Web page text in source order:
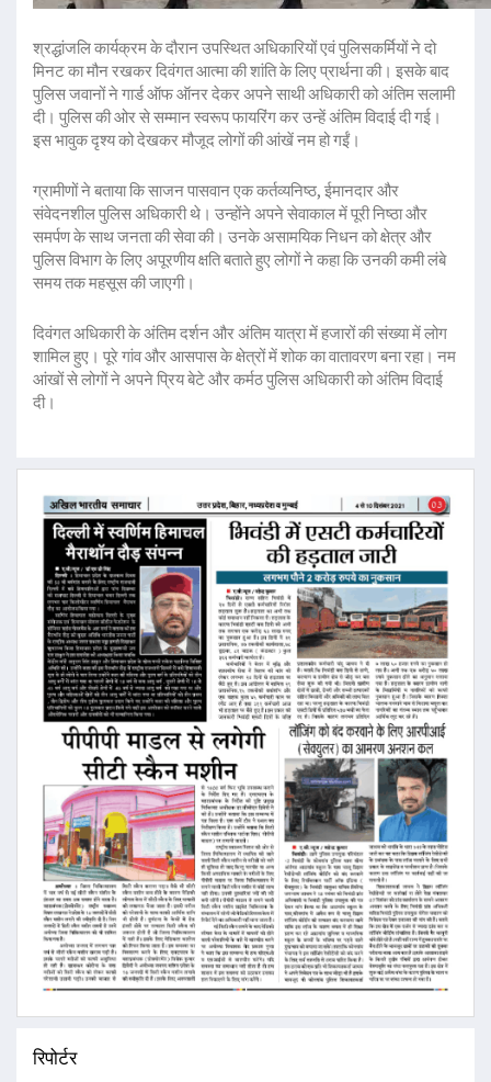
श्रद्धांजलि कार्यक्रम के दौरान उपस्थित अधिकारियों एवं पुलिसकर्मियों ने दो
मिनट का मौन रखकर दिवंगत आत्मा की शांति के लिए प्रार्थना की। इसके बाद
पुलिस जवानों ने गार्ड ऑफ ऑनर देकर अपने साथी अधिकारी को अंतिम सलामी
दी। पुलिस की ओर से सम्मान स्वरूप फायरिंग कर उन्हें अंतिम विदाई दी गई।
इस भावुक दृश्य को देखकर मौजूद लोगों की आंखें नम हो गईं।
ग्रामीणों ने बताया कि साजन पासवान एक कर्तव्यनिष्ठ, ईमानदार और
संवेदनशील पुलिस अधिकारी थे। उन्होंने अपने सेवाकाल में पूरी निष्ठा और
समर्पण के साथ जनता की सेवा की। उनके असामयिक निधन को क्षेत्र और
पुलिस विभाग के लिए अपूरणीय क्षति बताते हुए लोगों ने कहा कि उनकी कमी लंबे
समय तक महसूस की जाएगी।
दिवंगत अधिकारी के अंतिम दर्शन और अंतिम यात्रा में हजारों की संख्या में लोग
शामिल हुए। पूरे गांव और आसपास के क्षेत्रों में शोक का वातावरण बना रहा। नम
आंखों से लोगों ने अपने प्रिय बेटे और कर्मठ पुलिस अधिकारी को अंतिम विदाई
दी।
रिपोर्टर